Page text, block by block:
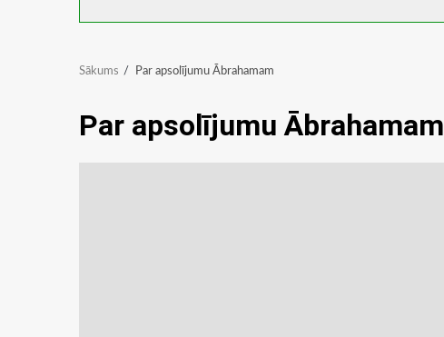
Sākums Par apsolījumu Ābrahamam
Par apsolījumu Ābrahamam